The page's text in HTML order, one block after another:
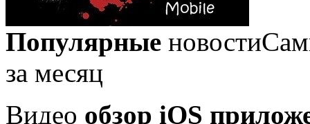
Популярные новости
за месяц
Видео обзор iOS